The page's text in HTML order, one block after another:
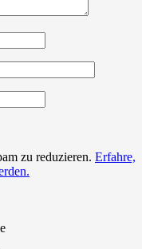
zu reduzieren. Erfahre,